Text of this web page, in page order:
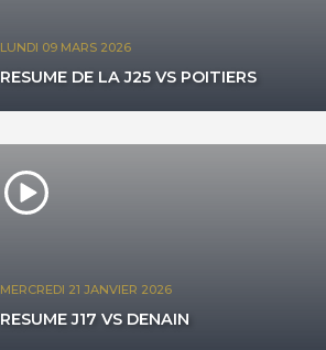
LUNDI 09 MARS 2026
RESUME DE LA J25 VS POITIERS
MERCREDI 21 JANVIER 2026
RESUME J17 VS DENAIN